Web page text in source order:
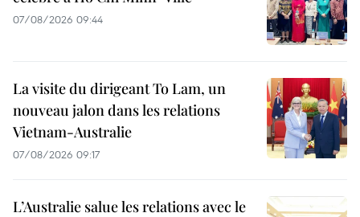
07/08/2026 09:44
La visite du dirigeant To Lam, un
nouveau jalon dans les relations
Vietnam-Australie
07/08/2026 09:17
L’Australie salue les relations avec le